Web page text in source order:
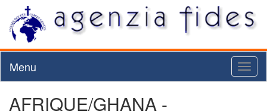
Menu
AFRIQUE/GHANA -